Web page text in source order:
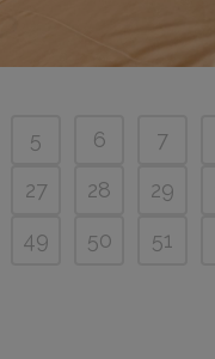
5 6 7
27 28 29
49 50 51